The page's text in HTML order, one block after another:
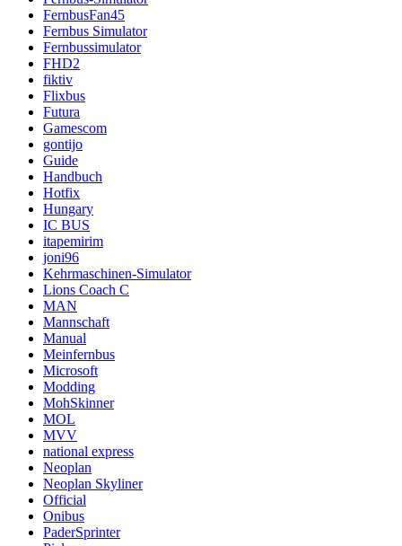
FernbusFan45
Fernbus Simulator
Fernbussimulator
FHD2
fiktiv
Flixbus
Futura
Gamescom
gontijo
Guide
Handbuch
Hotfix
Hungary
IC BUS
itapemirim
joni96
Kehrmaschinen-Simulator
Lions Coach C
MAN
Mannschaft
Manual
Meinfernbus
Microsoft
Modding
MohSkinner
MOL
MVV
national express
Neoplan
Neoplan Skyliner
Official
Onibus
PaderSprinter